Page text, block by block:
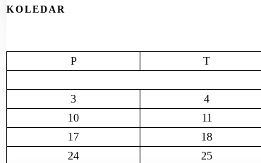
KOLEDAR
P
T
3
4
10
11
17
18
24
25